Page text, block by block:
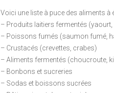
Voici une liste à puce des aliments à
– Produits laitiers fermentés
– Poissons fumés (saumon fumé,
– Crustacés (crevettes, crabes)
– Aliments fermentés (choucroute,
– Bonbons et sucreries
– Sodas et boissons sucrées